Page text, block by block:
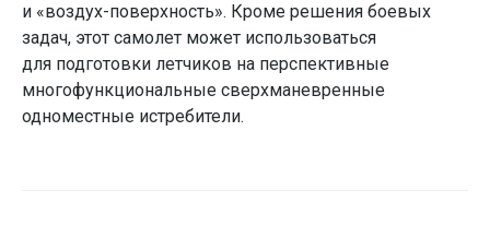
и «воздух-поверхность». Кроме решения боевых
задач, этот самолет может использоваться
для подготовки летчиков на перспективные
многофункциональные сверхманевренные
одноместные истребители.